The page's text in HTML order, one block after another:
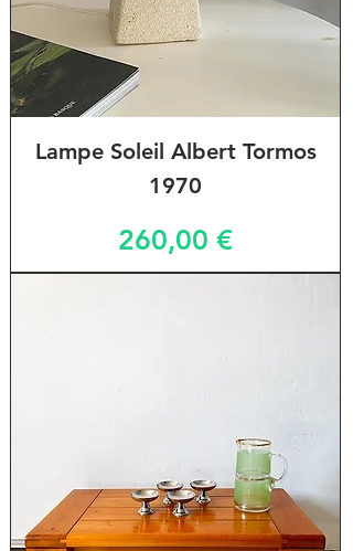
Lampe Soleil Albert Tormos
1970
Prix
260,00 €